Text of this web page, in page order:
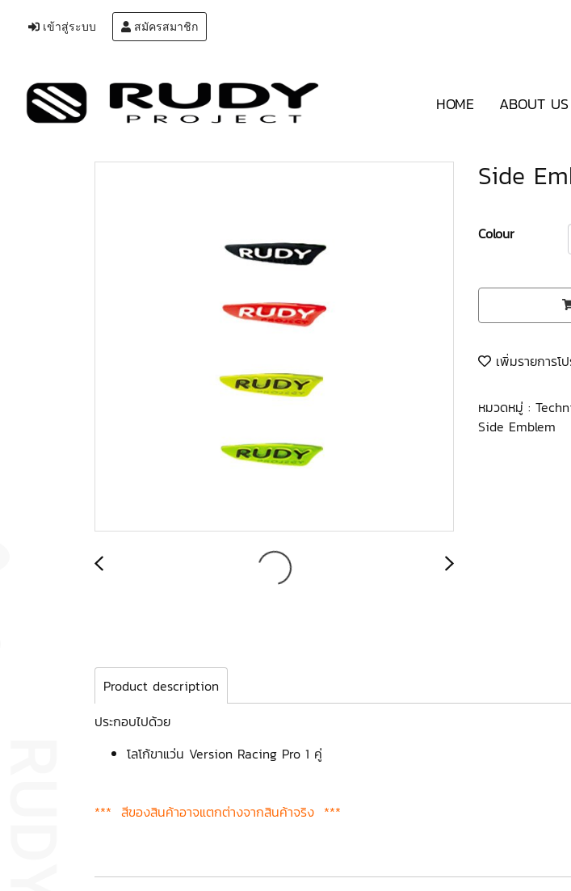
เข้าสู่ระบบ สมัครสมาชิก
HOME ABOUT
Side
Colour
เพิ่มรายการโ
หมวดหมู่ :
Side Emblem
Product description
ประกอบไปด้วย
โลโก้ขาแว่น Version Racing Pro 1 คู่
*** สีของสินค้าอาจแตกต่างจากสินค้าจริง ***